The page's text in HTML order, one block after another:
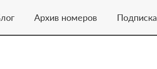
Архив номеров Подписка